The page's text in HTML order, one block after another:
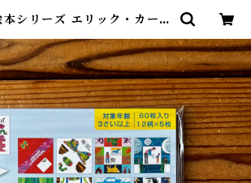
本シリーズ エリック・カール
トンガ坂文庫